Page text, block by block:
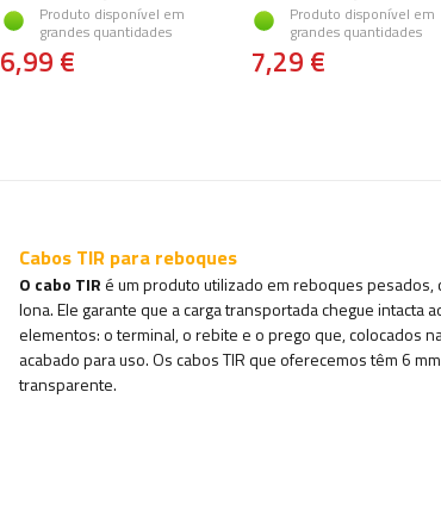
Produto disponível em
grandes quantidades
6,99 €
Produto disponível em
grandes quantidades
7,29 €
Cabos TIR para reboques
O cabo TIR é um produto utilizado em reboques
lona. Ele garante que a carga transportada chegue intacta
elementos: o terminal, o rebite e o prego que, colocados
acabado para uso. Os cabos TIR que oferecemos têm 6
transparente.